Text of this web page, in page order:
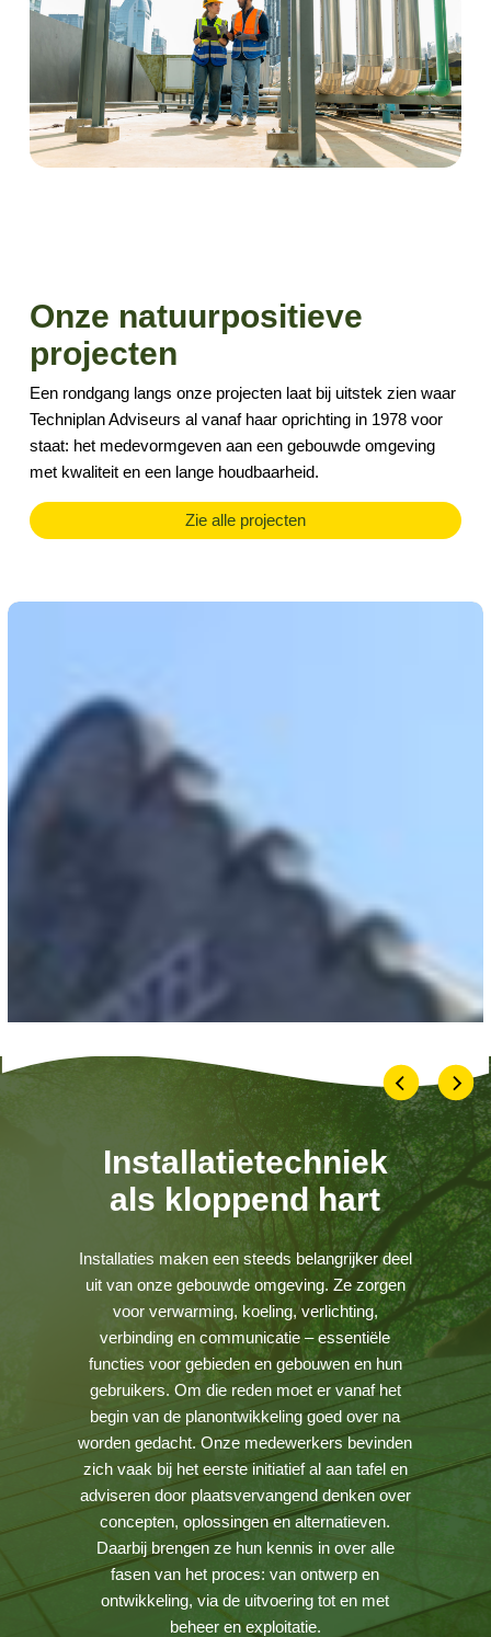
Onze natuurpositieve
projecten
Een rondgang langs onze projecten laat bij uitstek zien waar
Techniplan Adviseurs al vanaf haar oprichting in 1978 voor
staat: het medevormgeven aan een gebouwde omgeving
met kwaliteit en een lange houdbaarheid.
Zie alle projecten
Installatietechniek
als kloppend hart
Installaties maken een steeds belangrijker deel
uit van onze gebouwde omgeving. Ze zorgen
voor verwarming, koeling, verlichting,
verbinding en communicatie – essentiële
functies voor gebieden en gebouwen en hun
gebruikers. Om die reden moet er vanaf het
begin van de planontwikkeling goed over na
worden gedacht. Onze medewerkers bevinden
zich vaak bij het eerste initiatief al aan tafel en
adviseren door plaatsvervangend denken over
concepten, oplossingen en alternatieven.
Daarbij brengen ze hun kennis in over alle
fasen van het proces: van ontwerp en
ontwikkeling, via de uitvoering tot en met
beheer en exploitatie.